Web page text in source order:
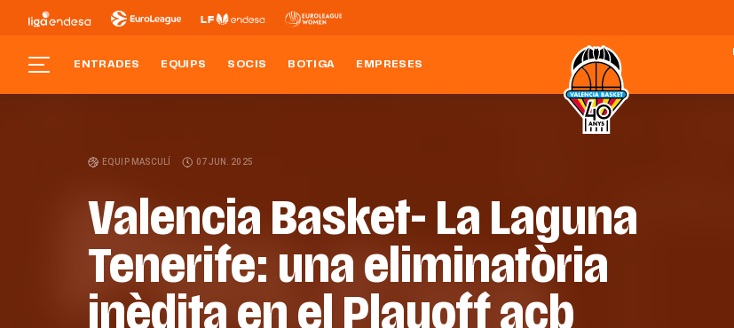
ENTRADES EQUIPS SOCIS BOTIGA EMPRESES
EQUIP MASCULÍ 07 JUN. 2025
Valencia Basket- La Laguna
Tenerife: una eliminatòria
inèdita en el Playoff acb